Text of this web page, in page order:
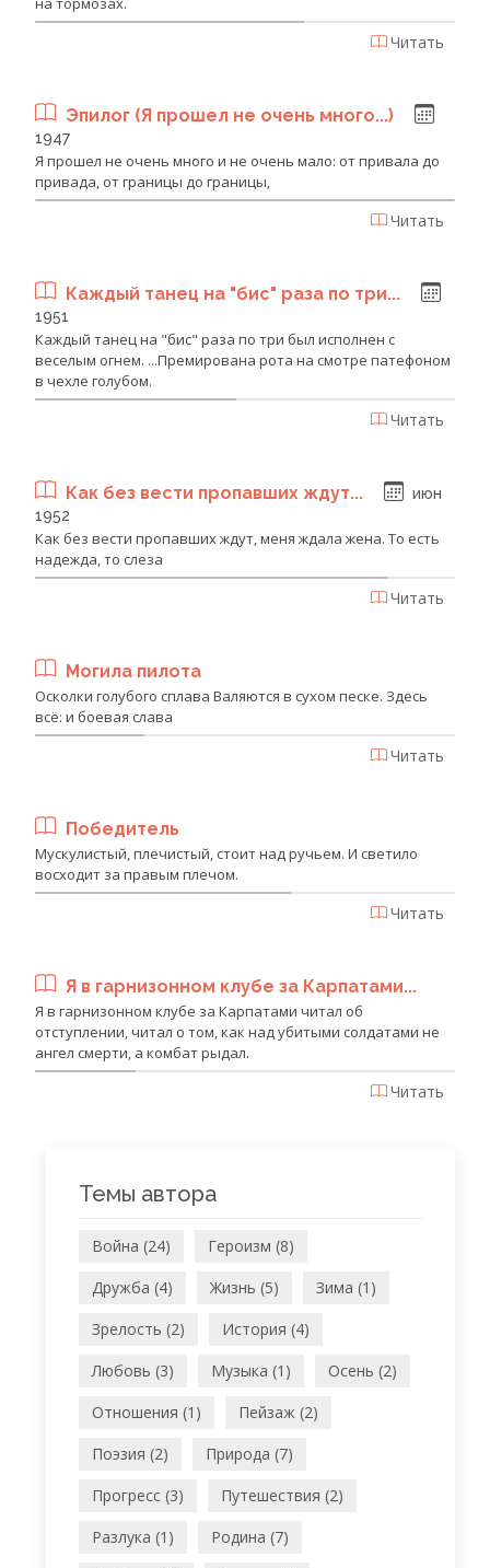
Читать
Эпилог (Я прошел не очень много...)
1947
Я прошел не очень много и не очень мало: от привала до
привада, от границы до границы,
Читать
Каждый танец на "бис" раза по три...
1951
Каждый танец на "бис" раза по три был исполнен с
веселым огнем. ...Премирована рота на смотре патефоном
в чехле голубом.
Читать
Как без вести пропавших ждут...
июн
1952
Как без вести пропавших ждут, меня ждала жена. То есть
надежда, то слеза
Читать
Могила пилота
Осколки голубого сплава Валяются в сухом песке. Здесь
всё: и боевая слава
Читать
Победитель
Мускулистый, плечистый, стоит над ручьем. И светило
восходит за правым плечом.
Читать
Я в гарнизонном клубе за Карпатами...
Я в гарнизонном клубе за Карпатами читал об
отступлении, читал о том, как над убитыми солдатами не
ангел смерти, а комбат рыдал.
Читать
Темы автора
Война (24)
Героизм (8)
Дружба (4)
Жизнь (5)
Зима (1)
Зрелость (2)
История (4)
Любовь (3)
Музыка (1)
Осень (2)
Отношения (1)
Пейзаж (2)
Поэзия (2)
Природа (7)
Прогресс (3)
Путешествия (2)
Разлука (1)
Родина (7)